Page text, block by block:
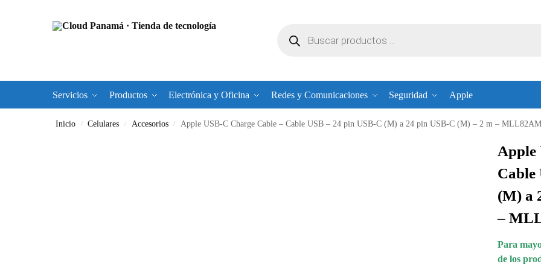
Servicios Productos Electrónica y Oficina Redes y Comunicaciones Seguridad Apple
Inicio / Celulares / Accesorios / Apple USB-C Charge Cable – Cable USB – 24 pin USB-C (M) a 24 pin USB-C (M) – 2 m –
Apple
Cable
(M) a
–
Para
de los